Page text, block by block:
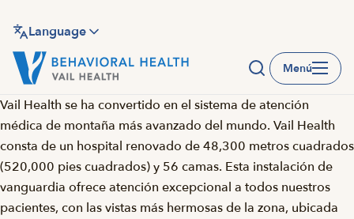
contenido
principal
Language
Menú
Vail Health se ha convertido en el sistema de atención
médica de montaña más avanzado del mundo. Vail Health
consta de un hospital renovado de 48,300 metros cuadrados
(520,000 pies cuadrados) y 56 camas. Esta instalación de
vanguardia ofrece atención excepcional a todos nuestros
pacientes, con las vistas más hermosas de la zona, ubicada